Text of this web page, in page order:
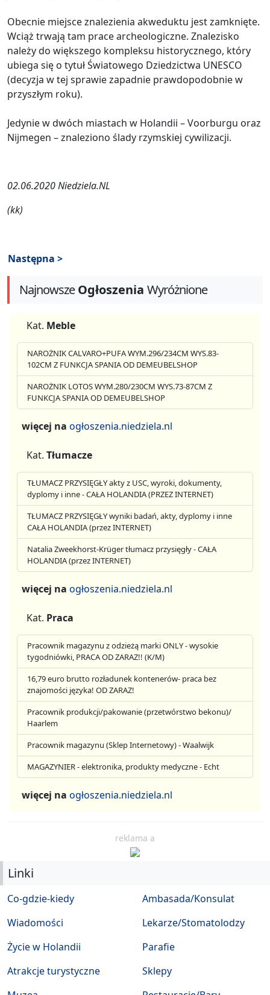
Obecnie miejsce znalezienia akweduktu jest zamknięte.
Wciąż trwają tam prace archeologiczne. Znalezisko
należy do większego kompleksu historycznego, który
ubiega się o tytuł Światowego Dziedzictwa UNESCO
(decyzja w tej sprawie zapadnie prawdopodobnie w
przyszłym roku).
Jedynie w dwóch miastach w Holandii – Voorburgu oraz
Nijmegen – znaleziono ślady rzymskiej cywilizacji.
02.06.2020 Niedziela.NL
(kk)
Następna >
NajnowszeOgłoszenia Wyróżnione
Kat. Meble
NAROŻNIK CALVARO+PUFA WYM.296/234CM WYS.83-
102CM Z FUNKCJA SPANIA OD DEMEUBELSHOP
NAROŻNIK LOTOS WYM.280/230CM WYS.73-87CM Z
FUNKCJA SPANIA OD DEMEUBELSHOP
więcej na ogłoszenia.niedziela.nl
Kat. Tłumacze
TŁUMACZ PRZYSIĘGŁY akty z USC, wyroki, dokumenty,
dyplomy i inne - CAŁA HOLANDIA (PRZEZ INTERNET)
TŁUMACZ PRZYSIĘGŁY wyniki badań, akty, dyplomy i inne
CAŁA HOLANDIA (przez INTERNET)
Natalia Zweekhorst-Krüger tłumacz przysięgły - CAŁA
HOLANDIA (przez INTERNET)
więcej na ogłoszenia.niedziela.nl
Kat. Praca
Pracownik magazynu z odzieżą marki ONLY - wysokie
tygodniówki, PRACA OD ZARAZ!! (K/M)
16,79 euro brutto rozładunek kontenerów- praca bez
znajomości języka! OD ZARAZ!
Pracownik produkcji/pakowanie (przetwórstwo bekonu)/
Haarlem
Pracownik magazynu (Sklep Internetowy) - Waalwijk
MAGAZYNIER - elektronika, produkty medyczne - Echt
więcej na ogłoszenia.niedziela.nl
reklama a
Linki
Co-gdzie-kiedy
Wiadomości
Życie w Holandii
Atrakcje turystyczne
Ambasada/Konsulat
Lekarze/Stomatolodzy
Parafie
Sklepy